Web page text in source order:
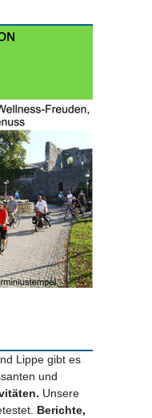
Lippe gibt es
und
Unsere
Berichte,